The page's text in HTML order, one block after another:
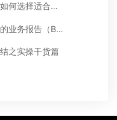
亚马逊广告怎么投，如何选择适合你的广告模式？
如何读懂亚马逊后台的业务报告（Business report)
之实操干货篇